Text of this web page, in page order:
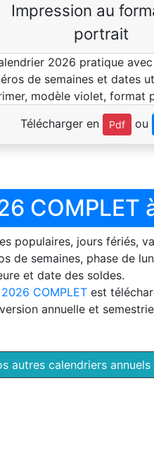
Impression au
portrait
Télécharger en Pdf ou
populaires, jours fériés,
de semaines, phase de
et date des soldes.
COMPLET est
annuelle et
autres calendriers annuels